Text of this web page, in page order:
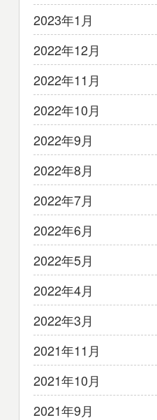
2023年1月
2022年12月
2022年11月
2022年10月
2022年9月
2022年8月
2022年7月
2022年6月
2022年5月
2022年4月
2022年3月
2021年11月
2021年10月
2021年9月